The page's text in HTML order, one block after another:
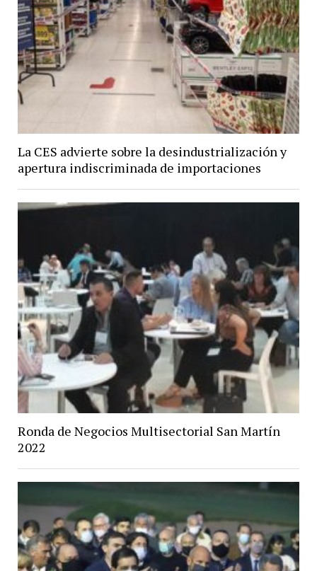
La CES advierte sobre la desindustrialización y
apertura indiscriminada de importaciones
Ronda de Negocios Multisectorial San Martín
2022